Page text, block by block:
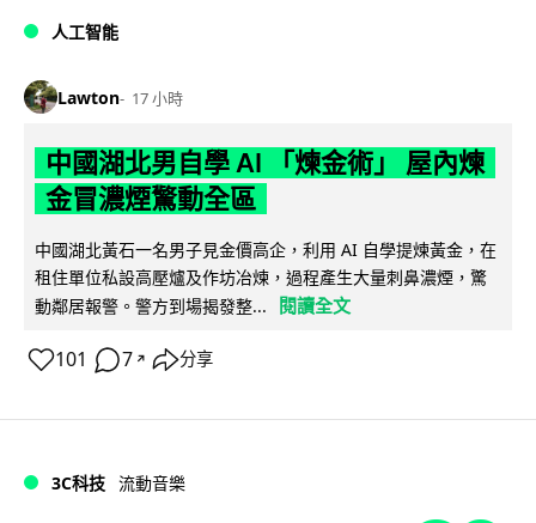
人工智能
Lawton 17 小時
中國湖北男自學 AI 「煉金術」 屋內煉
金冒濃煙驚動全區
中國湖北黃石一名男子見金價高企，利用 AI 自學提煉黃金，在
租住單位私設高壓爐及作坊冶煉，過程產生大量刺鼻濃煙，驚
動鄰居報警。警方到場揭發整...
閱讀全文
101 7 ↗ 分享
3C科技 流動音樂